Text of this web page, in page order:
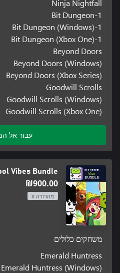
Ninja Nightfall
1-Bit Dungeon
1-Bit Dungeon (Windows)
1-Bit Dungeon (Xbox One)
Beyond Doors
Beyond Doors (Windows)
Beyond Doors (Xbox Series)
Goodwill Scrolls
Goodwill Scrolls (Windows)
Goodwill Scrolls (Xbox One)
עבור אל
Vibes Bundle
‪₪‎900.00‬
מהדורה זו
משחקים כלולים
Emerald Huntress
Emerald Huntress (Windows)